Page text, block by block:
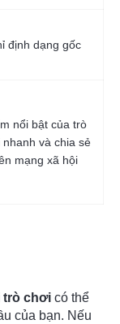
định dạng gốc
nổi bật của trò
nhanh và chia sẻ
mạng xã hội
trò chơi có thể
của bạn. Nếu